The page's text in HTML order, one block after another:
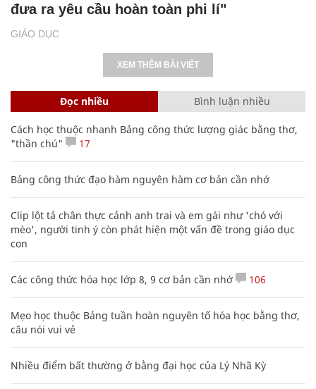
GIÁO DỤC
đưa ra yêu cầu hoàn toàn phi lí"
XEM THÊM BÀI VIẾT
Đọc nhiều Bình luận nhiều
Cách học thuộc nhanh Bảng công thức lượng giác bằng thơ,
"thần chú"
17
Bảng công thức đạo hàm nguyên hàm cơ bản cần nhớ
Clip lột tả chân thực cảnh anh trai và em gái như 'chó với
mèo', người tinh ý còn phát hiện một vấn đề trong giáo dục
con
Các công thức hóa học lớp 8, 9 cơ bản cần nhớ 106
Mẹo học thuộc Bảng tuần hoàn nguyên tố hóa học bằng thơ,
câu nói vui vẻ
Nhiều điểm bất thường ở bằng đại học của Lý Nhã Kỳ